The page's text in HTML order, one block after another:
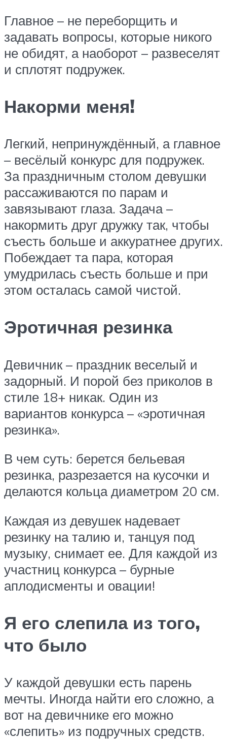
Главное – не переборщить и
задавать вопросы, которые никого
не обидят, а наоборот – развеселят
и сплотят подружек.
Накорми меня!
Легкий, непринуждённый, а главное
– весёлый конкурс для подружек.
За праздничным столом девушки
рассаживаются по парам и
завязывают глаза. Задача –
накормить друг дружку так, чтобы
съесть больше и аккуратнее других.
Побеждает та пара, которая
умудрилась съесть больше и при
этом осталась самой чистой.
Эротичная резинка
Девичник – праздник веселый и
задорный. И порой без приколов в
стиле 18+ никак. Один из
вариантов конкурса – «эротичная
резинка».
В чем суть: берется бельевая
резинка, разрезается на кусочки и
делаются кольца диаметром 20 см.
Каждая из девушек надевает
резинку на талию и, танцуя под
музыку, снимает ее. Для каждой из
участниц конкурса – бурные
аплодисменты и овации!
Я его слепила из того,
что было
У каждой девушки есть парень
мечты. Иногда найти его сложно, а
вот на девичнике его можно
«слепить» из подручных средств.